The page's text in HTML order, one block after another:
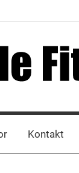
Kontakt